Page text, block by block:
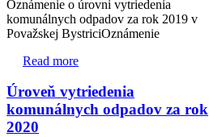
Oznámenie o úrovni vytriedenia
komunálnych odpadov za rok 2019 v
Považskej BystriciOznámenie
Read more
Úroveň vytriedenia
komunálnych odpadov za rok
2020